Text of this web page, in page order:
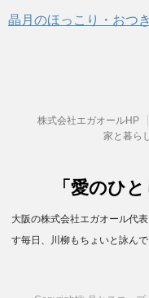
晶月のほっこり・おつ
株式会社エガオールHP
家と暮ら
「愛のひ
大阪の株式会社エガオール代
す毎日、川柳もちょいと詠ん